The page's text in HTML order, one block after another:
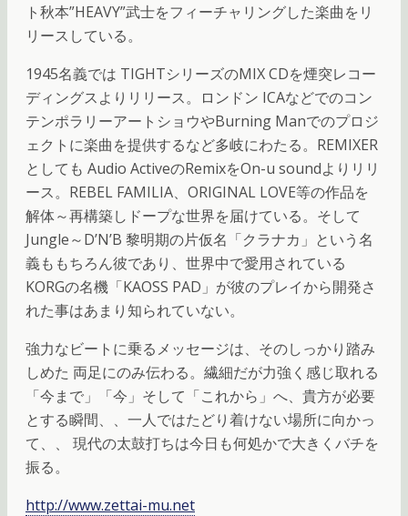
ト秋本”HEAVY”武士をフィーチャリングした楽曲をリ
リースしている。
1945名義では TIGHTシリーズのMIX CDを煙突レコー
ディングスよりリリース。ロンドン ICAなどでのコン
テンポラリーアートショウやBurning Manでのプロジ
ェクトに楽曲を提供するなど多岐にわたる。REMIXER
としても Audio ActiveのRemixをOn-u soundよりリリ
ース。REBEL FAMILIA、ORIGINAL LOVE等の作品を
解体～再構築しドープな世界を届けている。そして
Jungle～D’N’B 黎明期の片仮名「クラナカ」という名
義ももちろん彼であり、世界中で愛用されている
KORGの名機「KAOSS PAD」が彼のプレイから開発さ
れた事はあまり知られていない。
強力なビートに乗るメッセージは、そのしっかり踏み
しめた 両足にのみ伝わる。繊細だが力強く感じ取れる
「今まで」「今」そして「これから」へ、貴方が必要
とする瞬間、、一人ではたどり着けない場所に向かっ
て、、 現代の太鼓打ちは今日も何処かで大きくバチを
振る。
http://www.zettai-mu.net